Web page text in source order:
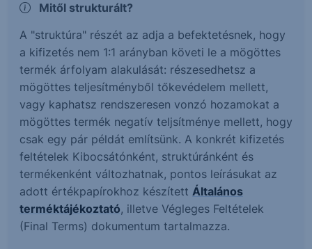
Mitől strukturált?
A "struktúra" részét az adja a befektetésnek, hogy
a kifizetés nem 1:1 arányban követi le a mögöttes
termék árfolyam alakulását: részesedhetsz a
mögöttes teljesítményből tőkevédelem mellett,
vagy kaphatsz rendszeresen vonzó hozamokat a
mögöttes termék negatív teljsítménye mellett, hogy
csak egy pár példát említsünk. A konkrét kifizetés
feltételek Kibocsátónként, struktúránként és
termékenként változhatnak, pontos leírásukat az
adott értékpapírokhoz készített Általános
terméktájékoztató, illetve Végleges Feltételek
(Final Terms) dokumentum tartalmazza.